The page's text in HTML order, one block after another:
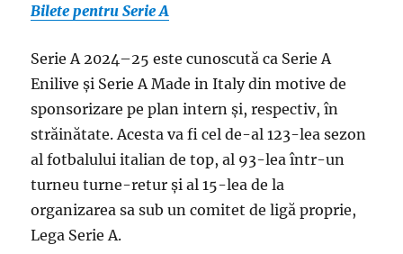
Bilete pentru Serie A
Serie A 2024–25 este cunoscută ca Serie A
Enilive și Serie A Made in Italy din motive de
sponsorizare pe plan intern și, respectiv, în
străinătate. Acesta va fi cel de-al 123-lea sezon
al fotbalului italian de top, al 93-lea într-un
turneu turne-retur și al 15-lea de la
organizarea sa sub un comitet de ligă proprie,
Lega Serie A.